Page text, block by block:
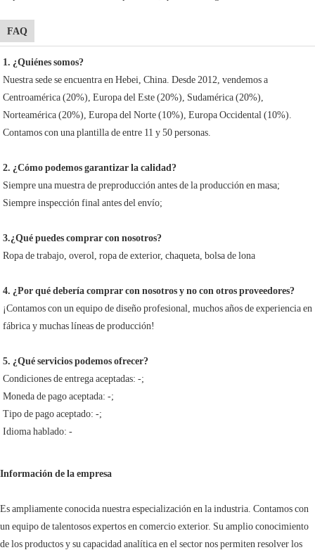
FAQ
1. ¿Quiénes somos?
Nuestra sede se encuentra en Hebei, China. Desde 2012, vendemos a
Centroamérica (20%), Europa del Este (20%), Sudamérica (20%),
Norteamérica (20%), Europa del Norte (10%), Europa Occidental (10%).
Contamos con una plantilla de entre 11 y 50 personas.
2. ¿Cómo podemos garantizar la calidad?
Siempre una muestra de preproducción antes de la producción en masa;
Siempre inspección final antes del envío;
3.¿Qué puedes comprar con nosotros?
Ropa de trabajo, overol, ropa de exterior, chaqueta, bolsa de lona
4. ¿Por qué debería comprar con nosotros y no con otros proveedores?
¡Contamos con un equipo de diseño profesional, muchos años de experiencia en
fábrica y muchas líneas de producción!
5. ¿Qué servicios podemos ofrecer?
Condiciones de entrega aceptadas: -;
Moneda de pago aceptada: -;
Tipo de pago aceptado: -;
Idioma hablado: -
Información de la empresa
Es ampliamente conocida nuestra especialización en la industria. Contamos con
un equipo de talentosos expertos en comercio exterior. Su amplio conocimiento
de los productos y su capacidad analítica en el sector nos permiten resolver los